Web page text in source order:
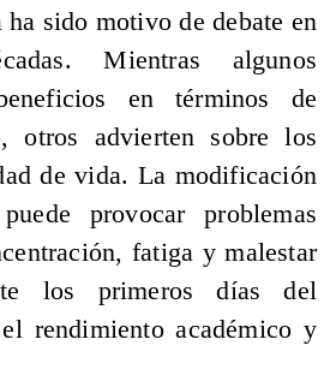
sido motivo de debate en
Mientras algunos
en términos de
otros advierten sobre los
de vida. La modificación
provocar problemas
fatiga y malestar
los primeros días del
rendimiento académico y